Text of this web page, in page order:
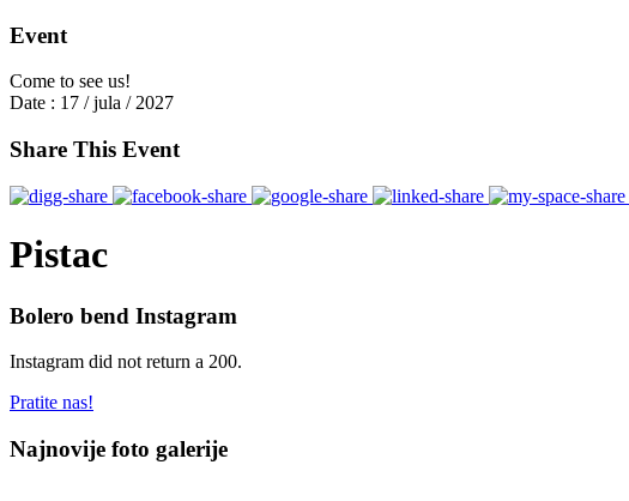
Event
Come to see us!
Date : 17 / jula / 2027
Share This Event
Pistac
Bolero bend Instagram
Instagram did not return a 200.
Pratite nas!
Najnovije foto galerije